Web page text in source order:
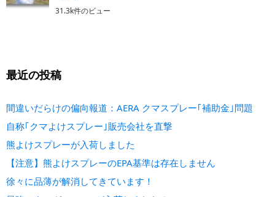
31.3k件のビュー
最近の投稿
間違いだらけの偏向報道：AERA クマスプレー｢補助金｣問題
自称｢クマよけスプレー｣販売会社を直撃
熊よけスプレーが入荷しました
【注意】熊よけスプレーのEPA基準は存在しません
徐々に品薄が解消してきています！